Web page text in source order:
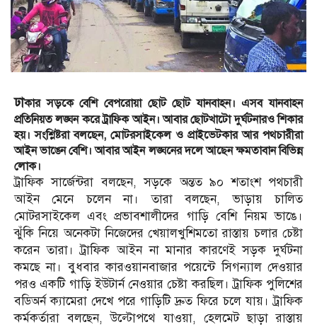
ঢাকার সড়কে বেশি বেপরোয়া ছোট ছোট যানবাহন। এসব যানবাহন
প্রতিনিয়ত লঙ্ঘন করে ট্রাফিক আইন। আবার ছোটখাটো দুর্ঘটনারও শিকার
হয়। সংশ্লিষ্টরা বলছেন, মোটরসাইকেল ও প্রাইভেটকার আর পথচারীরা
আইন ভাঙেন বেশি। আবার আইন লঙ্ঘনের দলে আছেন ক্ষমতাবান বিভিন্ন
লোক।
ট্রাফিক সার্জেন্টরা বলছেন, সড়কে অন্তত ৯০ শতাংশ পথচারী
আইন মেনে চলেন না। তারা বলছেন, ভাড়ায় চালিত
মোটরসাইকেল এবং প্রভাবশালীদের গাড়ি বেশি নিয়ম ভাঙে।
ঝুঁকি নিয়ে অনেকটা নিজেদের খেয়ালখুশিমতো রাস্তায় চলার চেষ্টা
করেন তারা। ট্রাফিক আইন না মানার কারণেই সড়ক দুর্ঘটনা
কমছে না। বুধবার কারওয়ানবাজার পয়েন্টে সিগন্যাল দেওয়ার
পরও একটি গাড়ি ইউটার্ন নেওয়ার চেষ্টা করছিল। ট্রাফিক পুলিশের
বডিঅর্ন ক্যামেরা দেখে পরে গাড়িটি দ্রুত ফিরে চলে যায়। ট্রাফিক
কর্মকর্তারা বলছেন, উল্টোপথে যাওয়া, হেলমেট ছাড়া রাস্তায়